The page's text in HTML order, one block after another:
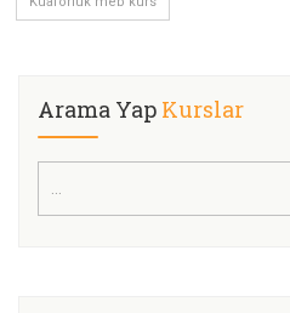
Arama Yap Kurslar